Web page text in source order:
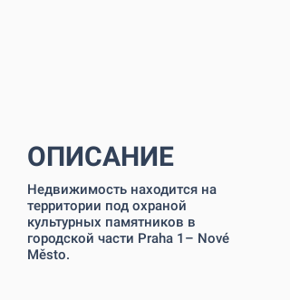
ОПИСАНИЕ
Недвижимость находится на
территории под охраной
культурных памятников в
городской части Praha 1– Nové
Město.